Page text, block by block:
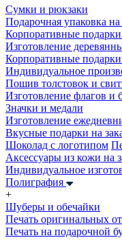
Сумки и рюкзаки
Подарочная упаковка на
Корпоративные подарки
Изготовление
Корпоративные
Индивидуальное
Пошив толстовок и
Изготовление флагов и
Значки и медали
Изготовление
Вкусные подарки на
Шоколад с логотипом
Аксессуары из кожи на
Индивидуальное
Полиграфия
+
Шуберы и обечайки
Печать оригинальных
Печать на подарочной